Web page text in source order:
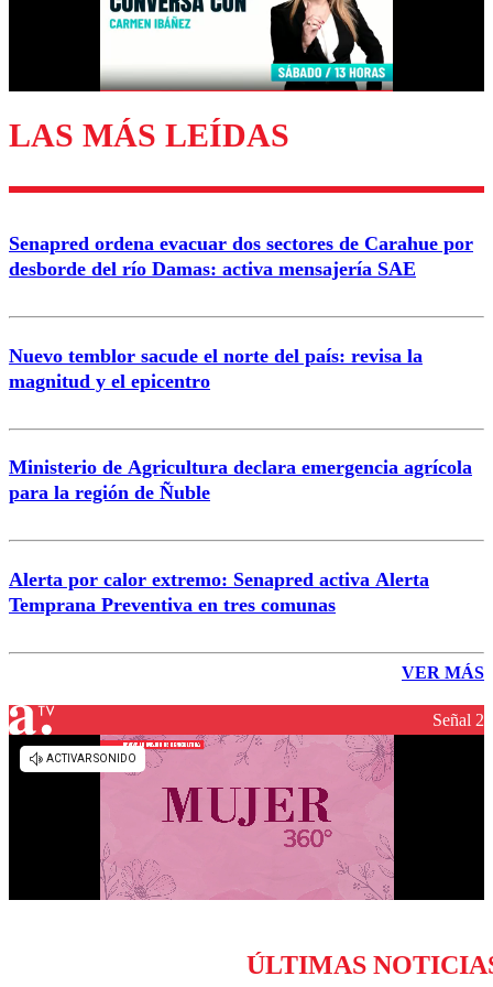
LAS MÁS LEÍDAS
Senapred ordena evacuar dos sectores de Carahue por
desborde del río Damas: activa mensajería SAE
Nuevo temblor sacude el norte del país: revisa la
magnitud y el epicentro
Ministerio de Agricultura declara emergencia agrícola
para la región de Ñuble
Alerta por calor extremo: Senapred activa Alerta
Temprana Preventiva en tres comunas
VER MÁS
Señal 2
ÚLTIMAS